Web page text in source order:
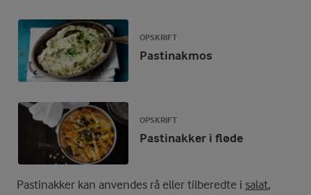
OPSKRIFT
Pastinakmos
OPSKRIFT
Pastinakker i fløde
Pastinakker kan anvendes rå eller tilberedte i salat,